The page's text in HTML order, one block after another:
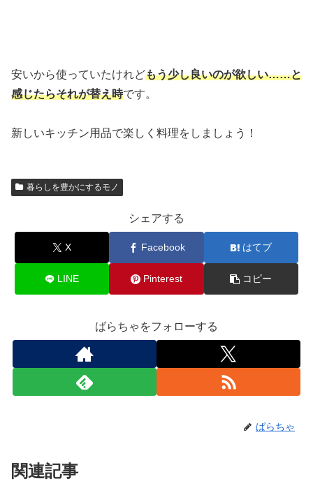
安いから使っていたけれどもう少し良いのが欲しい……と
感じたらそれが替え時です。
新しいキッチン用品で楽しく料理をしましょう！
暮らしを豊かにするモノ
シェアする
X Facebook はてブ
LINE Pinterest コピー
ばらちゃをフォローする
ばらちゃ
関連記事